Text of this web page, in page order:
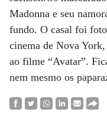
Madonna e seu
fundo. O casal foi
cinema de Nova York,
ao filme “Avatar”.
nem mesmo os